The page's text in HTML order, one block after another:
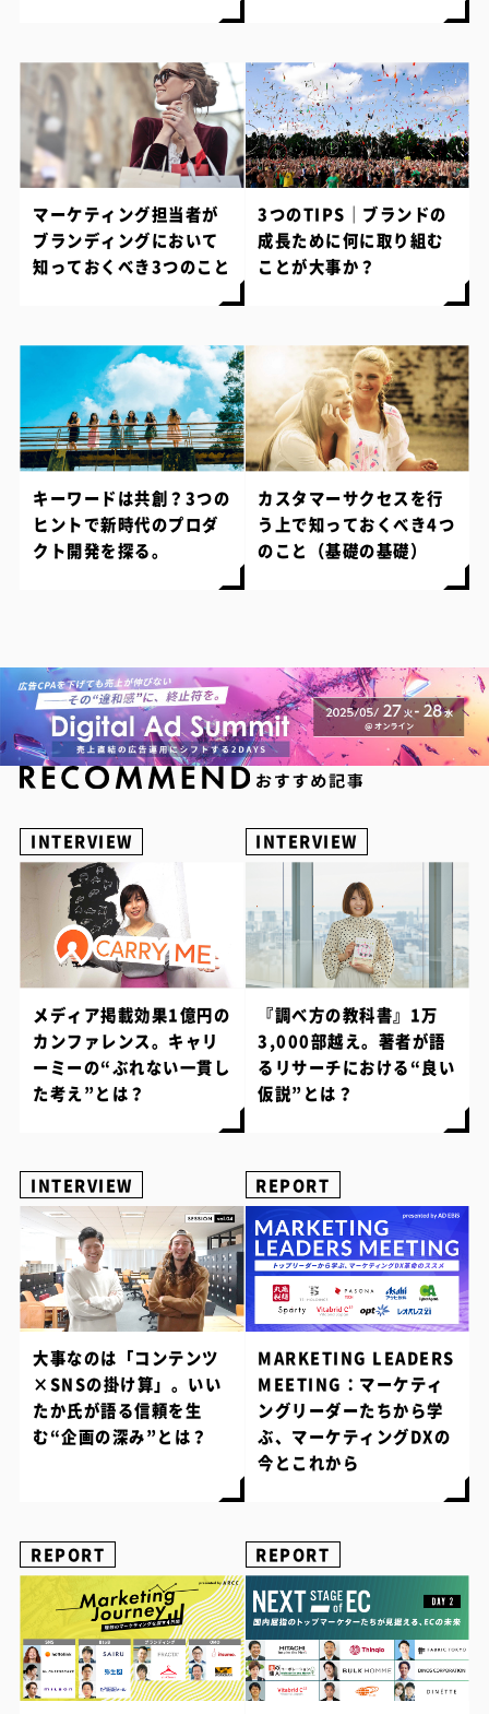
マーケティング担当者が
ブランディングにおいて
知っておくべき3つのこと
3つのTIPS｜ブランドの
成長ために何に取り組む
ことが大事か？
キーワードは共創？3つの
ヒントで新時代のプロダ
クト開発を探る。
カスタマーサクセスを行
う上で知っておくべき4つ
のこと（基礎の基礎）
INTERVIEW
メディア掲載効果1億円の
カンファレンス。キャリ
ーミーの“ぶれない一貫し
た考え”とは？
INTERVIEW
『調べ方の教科書』1万
3,000部越え。著者が語
るリサーチにおける“良い
仮説”とは？
INTERVIEW
大事なのは「コンテンツ
×SNSの掛け算」。いい
たか氏が語る信頼を生
む“企画の深み”とは？
REPORT
MARKETING LEADERS
MEETING：マーケティ
ングリーダーたちから学
ぶ、マーケティングDXの
今とこれから
REPORT REPORT